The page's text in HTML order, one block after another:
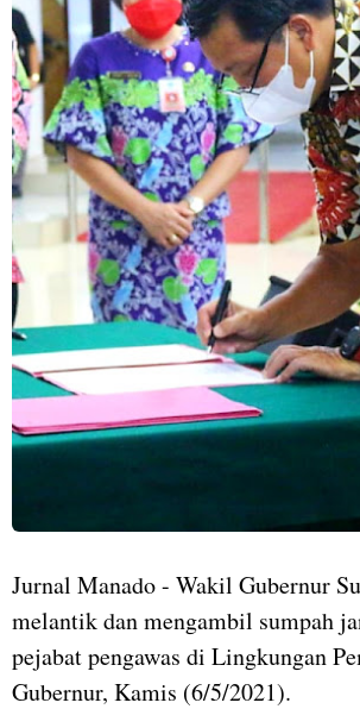
Jurnal Manado - Wakil Gubernur
melantik dan mengambil sumpah
pejabat pengawas di Lingkungan
Gubernur, Kamis (6/5/2021).